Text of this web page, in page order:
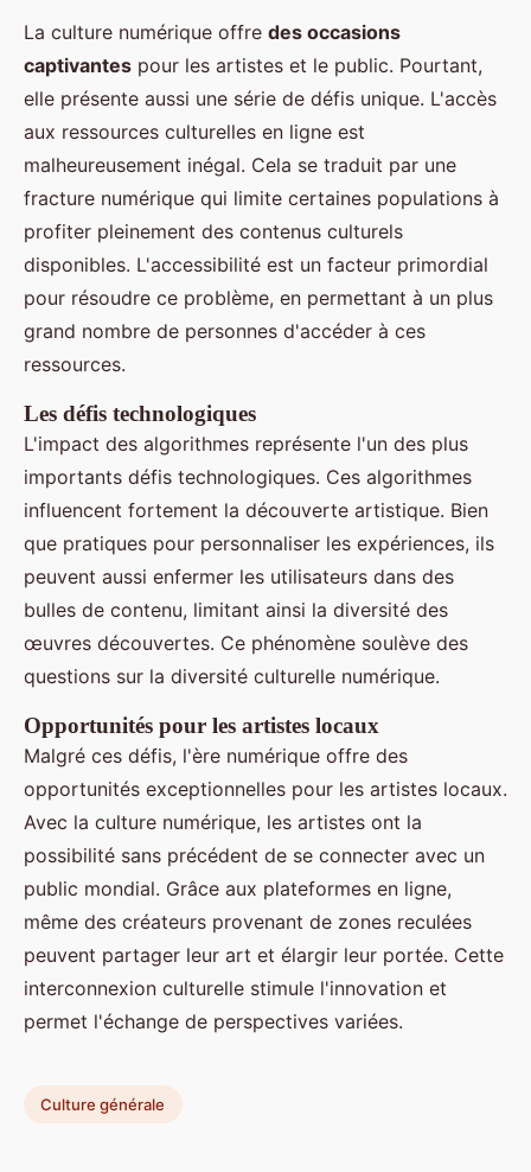
La culture numérique offre des occasions
captivantes pour les artistes et le public. Pourtant,
elle présente aussi une série de défis unique. L'accès
aux ressources culturelles en ligne est
malheureusement inégal. Cela se traduit par une
fracture numérique qui limite certaines populations à
profiter pleinement des contenus culturels
disponibles. L'accessibilité est un facteur primordial
pour résoudre ce problème, en permettant à un plus
grand nombre de personnes d'accéder à ces
ressources.
Les défis technologiques
L'impact des algorithmes représente l'un des plus
importants défis technologiques. Ces algorithmes
influencent fortement la découverte artistique. Bien
que pratiques pour personnaliser les expériences, ils
peuvent aussi enfermer les utilisateurs dans des
bulles de contenu, limitant ainsi la diversité des
œuvres découvertes. Ce phénomène soulève des
questions sur la diversité culturelle numérique.
Opportunités pour les artistes locaux
Malgré ces défis, l'ère numérique offre des
opportunités exceptionnelles pour les artistes locaux.
Avec la culture numérique, les artistes ont la
possibilité sans précédent de se connecter avec un
public mondial. Grâce aux plateformes en ligne,
même des créateurs provenant de zones reculées
peuvent partager leur art et élargir leur portée. Cette
interconnexion culturelle stimule l'innovation et
permet l'échange de perspectives variées.
Culture générale